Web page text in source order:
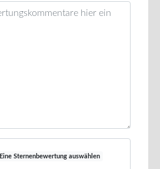
Eine Sternenbewertung auswählen